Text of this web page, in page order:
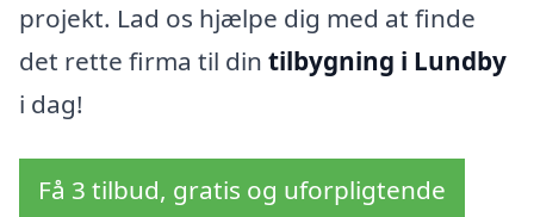
projekt. Lad os hjælpe dig med at finde
det rette firma til din tilbygning i Lundby
i dag!
Få 3 tilbud, gratis og uforpligtende